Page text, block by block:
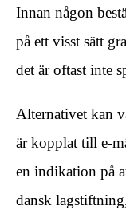
Innan någon
på ett visst sätt
det är oftast inte
Alternativet kan
är kopplat till e-
en indikation på
dansk